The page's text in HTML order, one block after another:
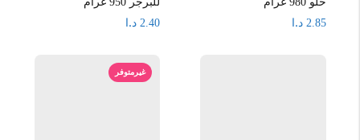
2.85 د.ا
2.40 د.ا
غيرمتوفر